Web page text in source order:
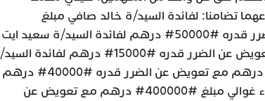
تضامنا: لفائدة السيد/ة خالد صافي مبلغ
#500000# درهم مع تعويض عن الضرر قدره #50000# درهم لفائدة السيد/ة سعيد ايت
باعيسى مبلغ #150000# درهم مع تعويض عن الضرر قدره #15000# درهم لفائدة السيد/
ة عبد الكريم الحيان مبلغ #400000# درهم مع تعويض عن الضرر قدره #40000# درهم
لفائدة السيد/ة يونس المصلوحي ونجلاء غوالي مبلغ #400000# درهم مع تعويض عن